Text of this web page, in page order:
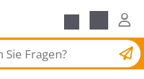
Scheidungsantrag